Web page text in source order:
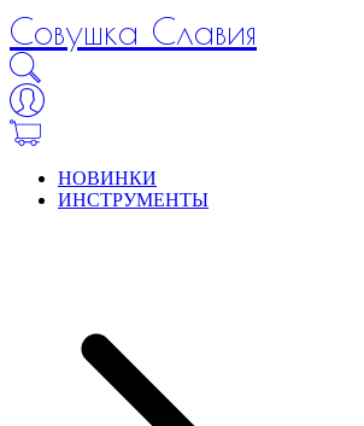
Совушка Славия
НОВИНКИ
ИНСТРУМЕНТЫ